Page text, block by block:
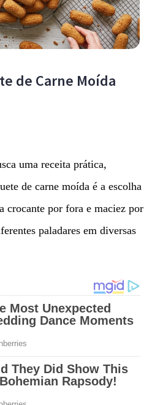
de Carne Moída
uma receita prática,
de carne moída é a escolha
crocante por fora e maciez por
paladares em diversas